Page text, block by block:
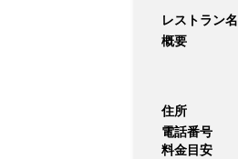
レストラン名
概要
住所
電話番号
料金目安